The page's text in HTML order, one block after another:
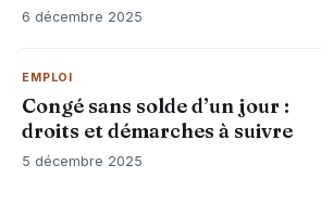
6 décembre 2025
EMPLOI
Congé sans solde d’un jour :
droits et démarches à suivre
5 décembre 2025